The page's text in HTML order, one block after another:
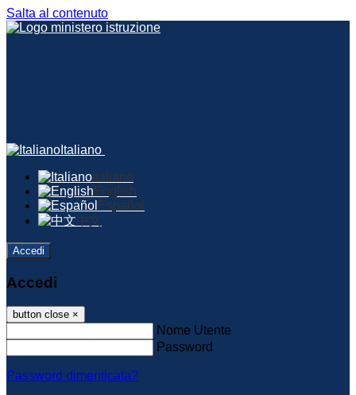
Salta al contenuto
Italiano
Italiano
English
Español
中文
Accedi
Accedi
button close ×
Nome Utente
Password
Password dimenticata?